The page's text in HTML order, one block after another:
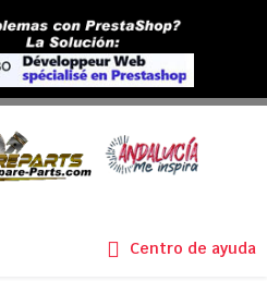
Centro de ayuda